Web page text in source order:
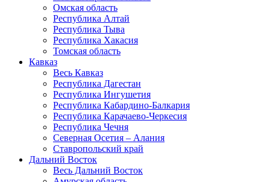
Омская область
Республика Алтай
Республика Тыва
Республика Хакасия
Томская область
Кавказ
Весь Кавказ
Республика Дагестан
Республика Ингушетия
Республика Кабардино-Балкария
Республика Карачаево-Черкесия
Республика Чечня
Северная Осетия – Алания
Ставропольский край
Дальний Восток
Весь Дальний Восток